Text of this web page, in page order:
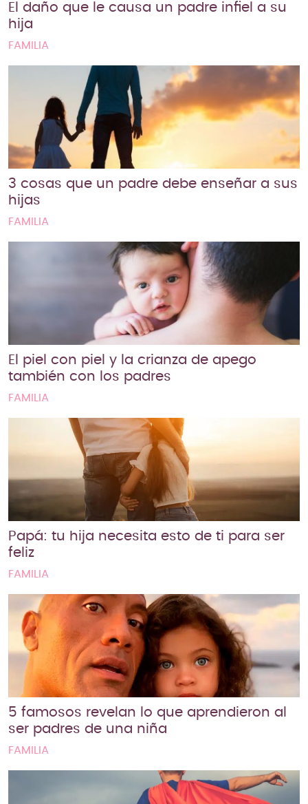
El daño que le causa un padre infiel a su
hija
FAMILIA
3 cosas que un padre debe enseñar a sus
hijas
FAMILIA
El piel con piel y la crianza de apego
también con los padres
FAMILIA
Papá: tu hija necesita esto de ti para ser
feliz
FAMILIA
5 famosos revelan lo que aprendieron al
ser padres de una niña
FAMILIA